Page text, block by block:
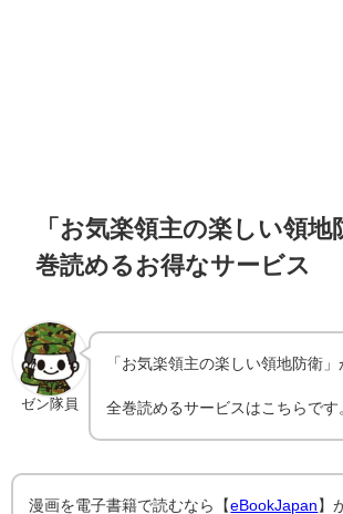
「お気楽領主の楽しい領地
巻読めるお得なサービス
ゼン隊員
「お気楽領主の楽しい領地防衛
全巻読めるサービスはこちらです
漫画を電子書籍で読むなら【eBookJapan 】